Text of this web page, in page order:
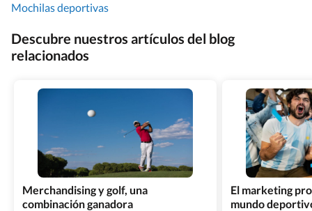
Mochilas deportivas
Descubre nuestros artículos del blog
relacionados
Merchandising y golf, una
combinación ganadora
El marketing
mundo